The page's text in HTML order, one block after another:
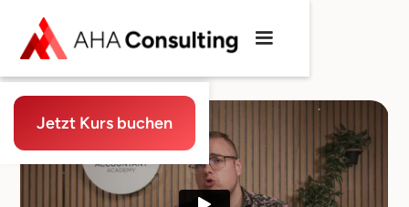
Jetzt Kurs buchen